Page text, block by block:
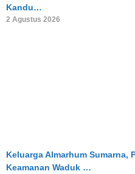
Kandu…
2 Agustus 2026
Keluarga Almarhum Sumarna,
Keamanan Waduk …